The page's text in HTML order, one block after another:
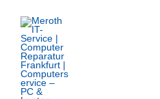
Inhalt
springen